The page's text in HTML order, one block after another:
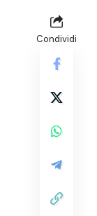
Condividi